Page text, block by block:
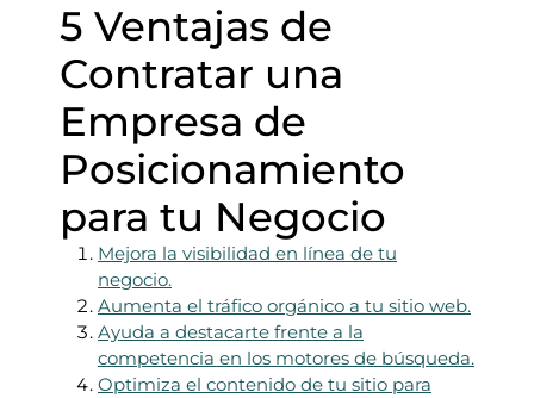
5 Ventajas de
Contratar una
Empresa de
Posicionamiento
para tu Negocio
Mejora la visibilidad en línea de tu
negocio.
Aumenta el tráfico orgánico a tu sitio web.
Ayuda a destacarte frente a la
competencia en los motores de búsqueda.
Optimiza el contenido de tu sitio para